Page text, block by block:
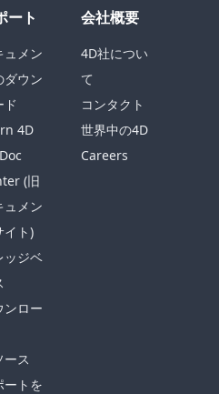
ート
ュメン
ダウン
ド
4D
(旧
ュメン
イト)
ッジベ
ンロー
ース
ートを
会社概要
4D社につい
て
コンタクト
世界中の4D
Careers